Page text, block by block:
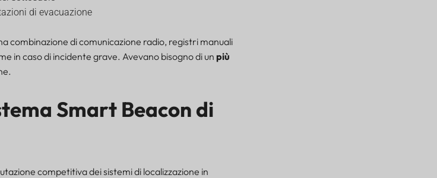
di evacuazione
combinazione di comunicazione radio, registri manuali
in caso di incidente grave. Avevano bisogno di un più
Smart Beacon di
competitiva dei sistemi di localizzazione in